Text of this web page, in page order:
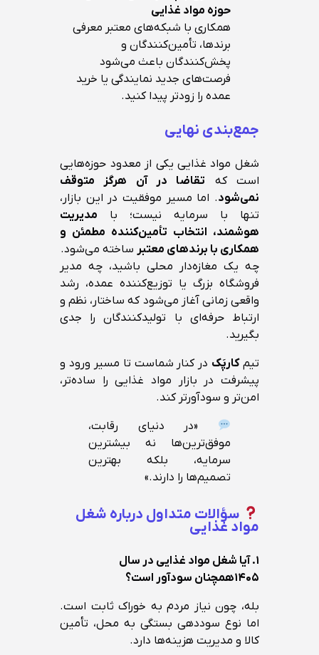
حوزه مواد غذایی
همکاری با شبکه‌های معتبر معرفی
برندها، تأمین‌کنندگان و
پخش‌کنندگان باعث می‌شود
فرصت‌های جدید نمایندگی یا خرید
عمده را زودتر پیدا کنید.
جمع‌بندی نهایی
شغل مواد غذایی یکی از معدود حوزه‌هایی
است که تقاضا در آن هرگز متوقف
نمی‌شود. اما مسیر موفقیت در این بازار،
تنها با سرمایه نیست؛ با مدیریت
هوشمند، انتخاب تأمین‌کننده مطمئن و
همکاری با برندهای معتبر ساخته می‌شود.
چه یک مغازه‌دار محلی باشید، چه مدیر
فروشگاه بزرگ یا توزیع‌کننده عمده، رشد
واقعی زمانی آغاز می‌شود که ساختار، نظم و
ارتباط حرفه‌ای با تولیدکنندگان را جدی
بگیرید.
تیمکارپَک در کنار شماست تا مسیر ورود و
پیشرفت در بازار مواد غذایی را ساده‌تر،
امن‌تر و سودآورتر کند.
«در دنیای رقابت،
موفق‌ترین‌ها نه بیشترین
سرمایه، بلکه بهترین
تصمیم‌ها را دارند.»
سؤالات متداول درباره شغل
مواد غذایی
۱. آیا شغل مواد غذایی در سال
۱۴۰۵همچنان سودآور است؟
بله، چون نیاز مردم به خوراک ثابت است.
اما نوع سوددهی بستگی به محل، تأمین
کالا و مدیریت هزینه‌ها دارد.